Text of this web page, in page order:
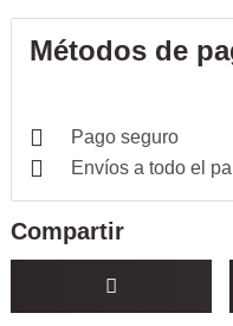
Métodos de
Pago seguro
Envíos a todo el
Compartir